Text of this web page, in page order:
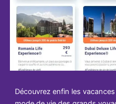
Découvrez enfin les